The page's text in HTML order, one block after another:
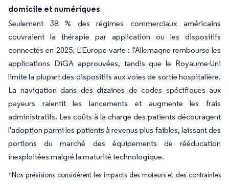
domicile et numériques
Seulement 38 % des régimes commerciaux américains
couvraient la thérapie par application ou les dispositifs
connectés en 2025. L'Europe varie : l'Allemagne rembourse les
applications DiGA approuvées, tandis que le Royaume-Uni
limite la plupart des dispositifs aux voies de sortie hospitalière.
La navigation dans des dizaines de codes spécifiques aux
payeurs ralentit les lancements et augmente les frais
administratifs. Les coûts à la charge des patients découragent
l'adoption parmi les patients à revenus plus faibles, laissant des
portions du marché des équipements de rééducation
inexploitées malgré la maturité technologique.
*Nos prévisions considèrent les impacts des moteurs et des contraintes